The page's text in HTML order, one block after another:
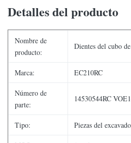
Detalles del producto
Nombre de
producto:
Dientes del cubo
Marca: EC210RC
Número de
parte:
14530544RC
Tipo: Piezas del